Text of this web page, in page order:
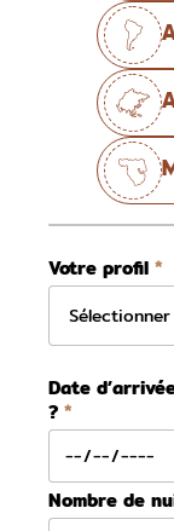
Votre profil
Date
?
Nombre de